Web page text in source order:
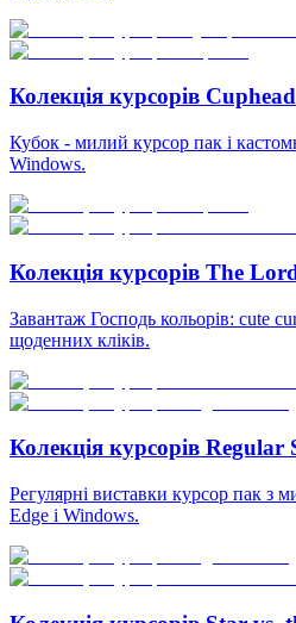
Колекція курсорів Cuphead
Кубок - милий курсор пак і
Windows.
Колекція курсорів The
Завантаж Господь кольорів: cute
щоденних кліків.
Колекція курсорів Regular
Регулярні виставки курсор пак з
Edge і Windows.